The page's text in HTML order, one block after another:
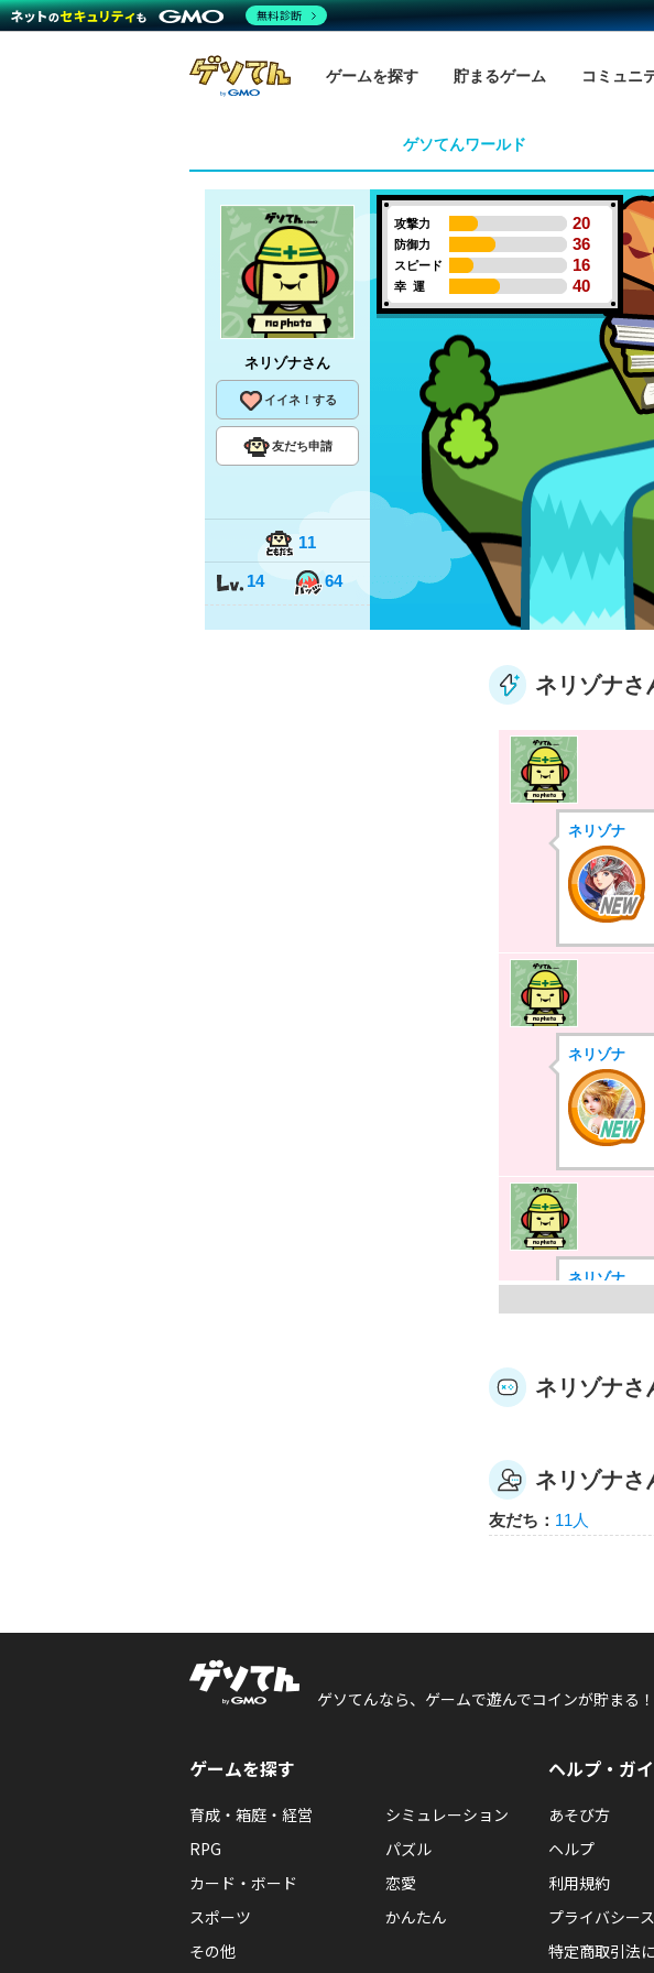
ゲームを探す 貯まるゲーム コミュニ
ゲソてんワールド
ネリゾナさん
イイネ！する
友だち申請
11
14 64
攻撃力 20
防御力 36
スピード 16
幸 運 40
ネリゾナさ
ネリゾナ
ネリゾナ
ネリゾナ
ネリゾナ
ネリゾナさ
ネリゾナさ
友だち： 11人
ゲソてんなら、ゲームで遊んでコインが貯まる！
ゲームを探す
育成・箱庭・経営
シミュレーション
RPG
パズル
カード・ボード
恋愛
スポーツ
かんたん
その他
ヘルプ・ガ
あそび方
ヘルプ
利用規約
プライバシー
特定商取引法
無料診断